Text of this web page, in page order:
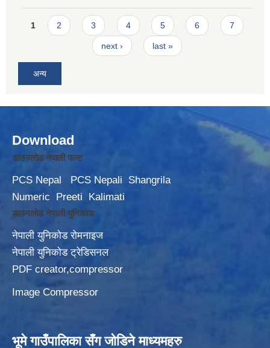
Pages
1 2 3 4 5 6 7
next › last »
अन्य
Download
डाउनलोड नेपाली फन्ट
PCS Nepal PCS Nepali
Shangrila
Numeric
Preeti Kalimati
डाउनलोड नेपाली युनिकोड
नेपाली युनिकोड रोमनाइज
नेपाली युनिकोड ट्रेडिसनल
PDF creator,compressor
Image Compressor
भूमे गाउँपालिका सँग जोडिने माध्यमहरु